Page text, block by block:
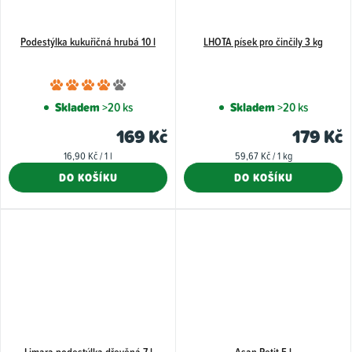
Podestýlka kukuřičná hrubá 10 l
Průměrné
hodnocení
je
4,0
Skladem>20 ks
169 Kč
Měrná
16,90 Kč / 1 l
DO KOŠÍKU
LHOTA písek pro činčily 3 kg
Skladem>20 ks
179 Kč
Měrná
59,67 Kč / 1 kg
DO KOŠÍKU